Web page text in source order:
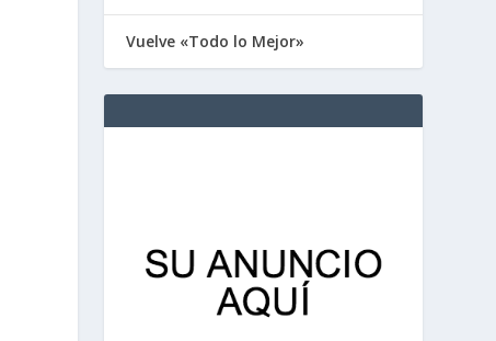
Vuelve «Todo lo Mejor»